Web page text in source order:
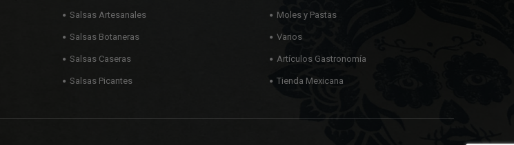
Salsas Artesanales
Salsas Botaneras
Salsas Caseras
Salsas Picantes
Moles y Pastas
Varios
Artículos Gastronomía
Tienda Mexicana